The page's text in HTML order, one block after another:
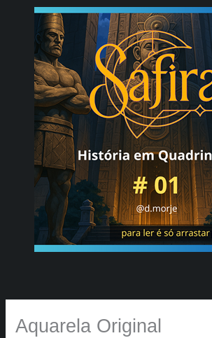
conteúdo
Aquarela Original